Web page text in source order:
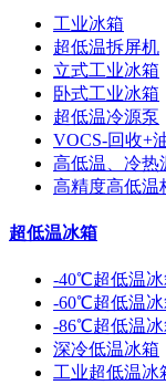
工业冰箱
超低温拆屏机
立式工业冰箱
卧式工业冰箱
超低温冷源泵
VOCS-回收+
高低温、冷热
高精度高低温
超低温冰箱
-40℃超低温冰
-60℃超低温冰
-86℃超低温冰
深冷低温冰箱
工业超低温冰